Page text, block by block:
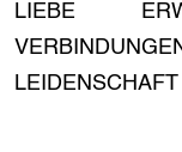
LIEBE